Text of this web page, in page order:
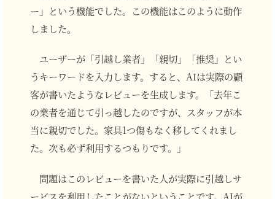
ー」という機能でした。この機能はこのように動作
しました。
ユーザーが「引越し業者」「親切」「推奨」とい
うキーワードを入力します。すると、AIは実際の顧
客が書いたようなレビューを生成します。「去年こ
の業者を通じて引っ越したのですが、スタッフが本
当に親切でした。家具1つ傷もなく移してくれまし
た。次も必ず利用するつもりです。」
問題はこのレビューを書いた人が実際に引越しサ
ービスを利用したことがないということです。AIが